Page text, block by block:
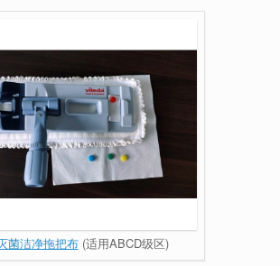
菌洁净拖把布(适用ABCD级区)